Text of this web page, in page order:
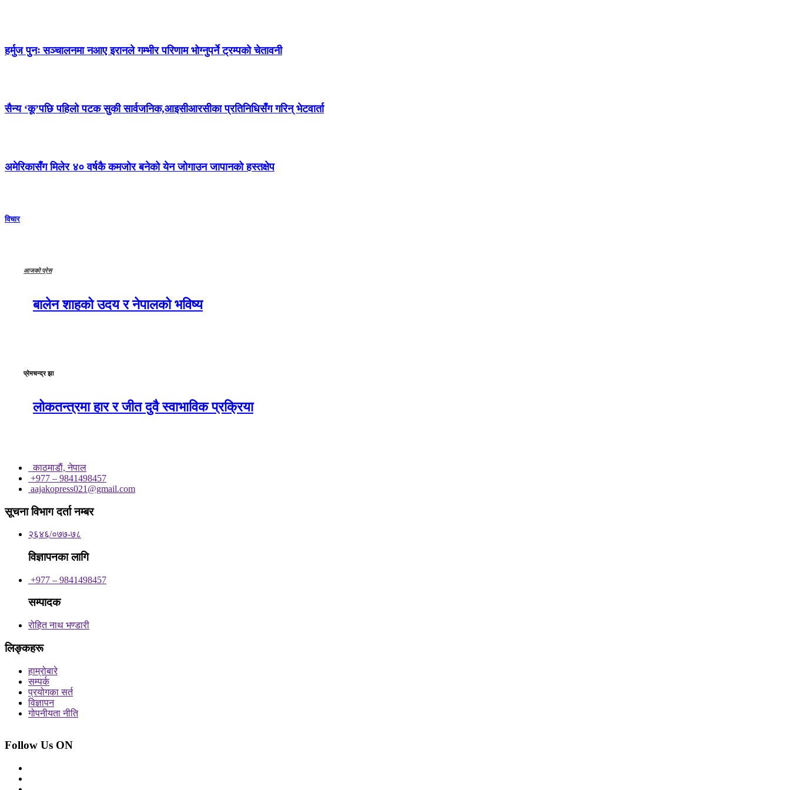
हर्मुज पुनः सञ्चालनमा नआए इरानले गम्भीर परिणाम भोग्नुपर्ने ट्रम्पको चेतावनी
सैन्य ‘कू’पछि पहिलो पटक सुकी सार्वजनिक,आइसीआरसीका प्रतिनिधिसँग गरिन् भेटवार्ता
अमेरिकासँग मिलेर ४० वर्षकै कमजोर बनेको येन जोगाउन जापानको हस्तक्षेप
विचार
आजको प्रेस
बालेन शाहको उदय र नेपालको भविष्य
प्रेमचन्द्र झा
लोकतन्त्रमा हार र जीत दुवै स्वाभाविक प्रक्रिया
काठमाडाैं, नेपाल
+977 – 9841498457
aajakopress021@gmail.com
सूचना विभाग दर्ता नम्बर
२६४६/०७७-७८
विज्ञापनका लागि
+977 – 9841498457
सम्पादक
रोहित नाथ भण्डारी
लिङ्कहरू
हाम्रोबारे
सम्पर्क
प्रयोगका सर्त
विज्ञापन
गोपनीयता नीति
Follow Us ON